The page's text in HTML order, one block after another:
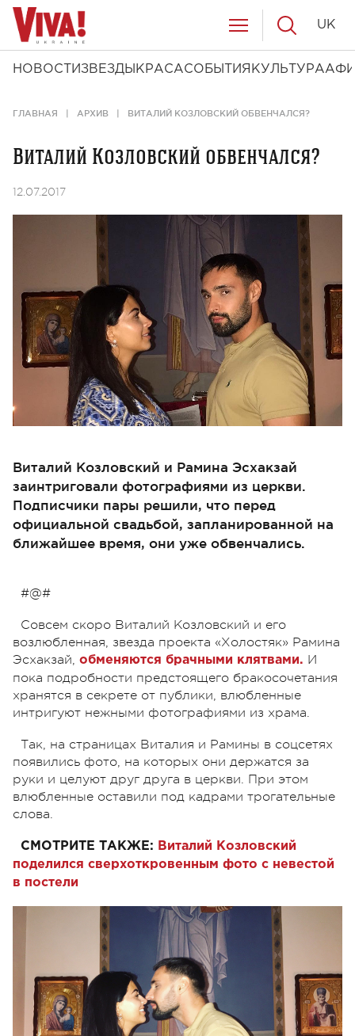
НОВОСТИ ЗВЕЗДЫ КРАСАСОБЫТИЯ КУЛЬТУРА
UK
ГЛАВНАЯ АРХИВ ВИТАЛИЙ КОЗЛОВСКИЙ ОБВЕНЧАЛСЯ?
Виталий Козловский обвенчался?
12.07.2017
Виталий Козловский и Рамина Эсхакзай
заинтриговали фотографиями из церкви.
Подписчики пары решили, что перед
официальной свадьбой, запланированной на
ближайшее время, они уже обвенчались.
#@#
Совсем скоро Виталий Козловский и его
возлюбленная, звезда проекта «Холостяк» Рамина
Эсхакзай, обменяются брачными клятвами. И
пока подробности предстоящего бракосочетания
хранятся в секрете от публики, влюбленные
интригуют нежными фотографиями из храма.
Так, на страницах Виталия и Рамины в соцсетях
появились фото, на которых они держатся за
руки и целуют друг друга в церкви. При этом
влюбленные оставили под кадрами трогательные
слова.
СМОТРИТЕ ТАКЖЕ: Виталий Козловский
поделился сверхоткровенным фото с невестой
в постели